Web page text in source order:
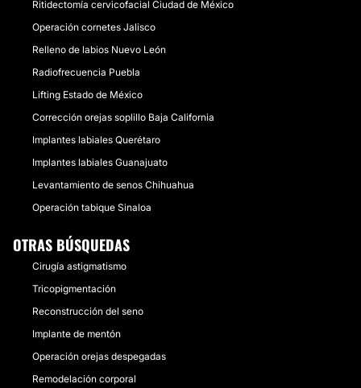
Ritidectomía cervicofacial Ciudad de México
Operación cornetes Jalisco
Relleno de labios Nuevo León
Radiofrecuencia Puebla
Lifting Estado de México
Corrección orejas soplillo Baja California
Implantes labiales Querétaro
Implantes labiales Guanajuato
Levantamiento de senos Chihuahua
Operación tabique Sinaloa
OTRAS BÚSQUEDAS
Cirugía astigmatismo
Tricopigmentación
Reconstrucción del seno
Implante de mentón
Operación orejas despegadas
Remodelación corporal